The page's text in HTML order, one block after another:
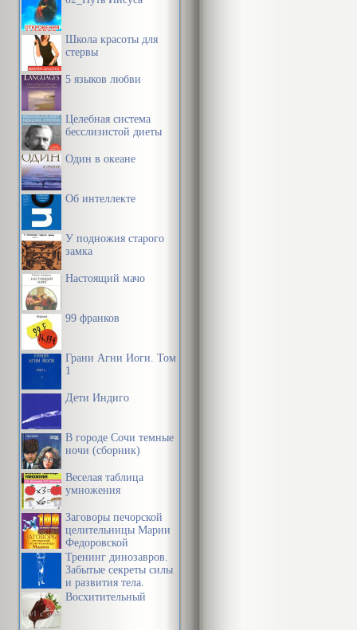
Школа красоты для
стервы
5 языков любви
Целебная система
бесслизистой диеты
Один в океане
Об интеллекте
У подножия старого
замка
Настоящий мачо
99 франков
Грани Агни Йоги. Том
1
Дети Индиго
В городе Сочи темные
ночи (сборник)
Веселая таблица
умножения
Заговоры печорской
целительницы Марии
Федоровской
Тренинг динозавров.
Забытые секреты силы
и развития тела.
Восхитительный